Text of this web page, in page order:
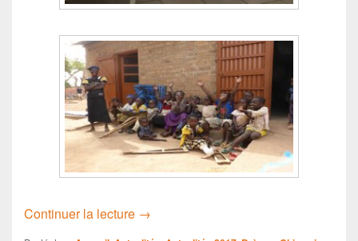
Continuer la lecture Mission n°77-Février 2017
→